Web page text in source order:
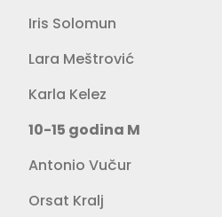
Iris Solomun
Lara Meštrović
Karla Kelez
10-15 godina M
Antonio Vučur
Orsat Kralj